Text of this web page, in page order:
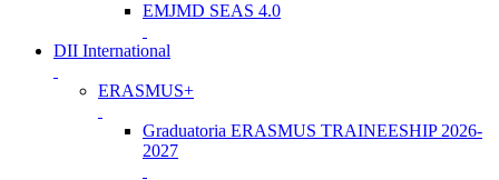
EMJMD SEAS 4.0
DII International
ERASMUS+
Graduatoria ERASMUS TRAINEESHIP 2026-
2027